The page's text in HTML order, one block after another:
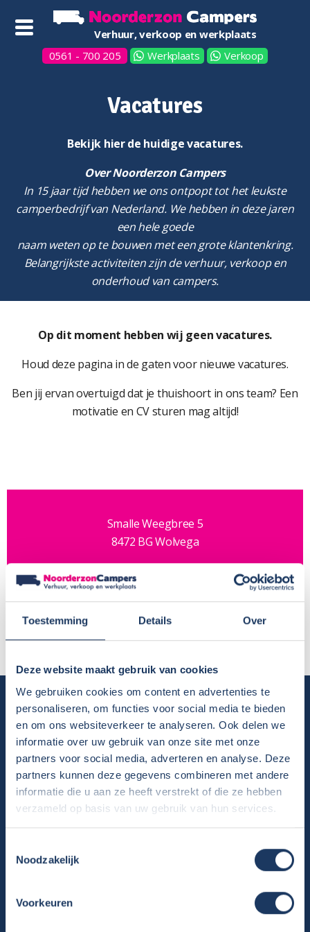
Toestemming Details Over
Deze website maakt gebruik van cookies
We gebruiken cookies om content en advertenties te
personaliseren, om functies voor social media te bieden
en om ons websiteverkeer te analyseren. Ook delen we
informatie over uw gebruik van onze site met onze
partners voor social media, adverteren en analyse. Deze
partners kunnen deze gegevens combineren met andere
informatie die u aan ze heeft verstrekt of die ze hebben
verzameld op basis van uw gebruik van hun services.
Noodzakelijk
Voorkeuren
Verhuur, verkoop en werkplaats
0561 - 700 205
Werkplaats Verkoop
Vacatures
Bekijk hier de huidige vacatures.
Over Noorderzon Campers
In 15 jaar tijd hebben we ons ontpopt tot het leukste
camperbedrijf van Nederland. We hebben in deze jaren
een hele goede
naam weten op te bouwen met een grote klantenkring.
Belangrijkste activiteiten zijn de verhuur, verkoop en
onderhoud van campers.
Op dit moment hebben wij geen vacatures.
Houd deze pagina in de gaten voor nieuwe vacatures.
Ben jij ervan overtuigd dat je thuishoort in ons team? Een
motivatie en CV sturen mag altijd!
Smalle Weegbree 5
8472 BG Wolvega
Telefoon: 0561-700 205
Email:info@noorderzon-campers.nl
Volg ons:
Camper huren
Overzicht huurcampers
Gratis E-book – Tig Vragen en Antwoorden over het Huren van
een Camper
Nieuwsbrief verhuur
Algemene voorwaarden verhuur